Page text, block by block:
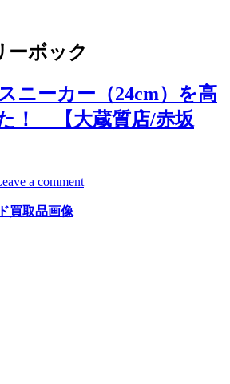
コツをお知らせします。
ーボック
ニーカー（24cm）を高
！ 【大蔵質店/赤坂
a comment